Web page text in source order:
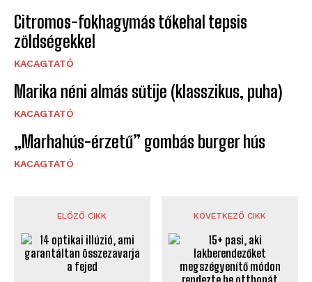
Citromos-fokhagymás tőkehal tepsis
zöldségekkel
KACAGTATÓ
Marika néni almás sütije (klasszikus, puha)
KACAGTATÓ
„Marhahús-érzetű” gombás burger hús
KACAGTATÓ
ELŐZŐ CIKK KÖVETKEZŐ CIKK